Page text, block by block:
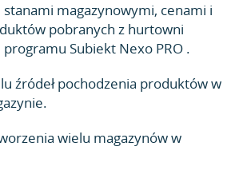
stanami magazynowymi, cenami i
pobranych z hurtowni
Subiekt Nexo PRO .
źródeł pochodzenia produktów w
wielu magazynów w